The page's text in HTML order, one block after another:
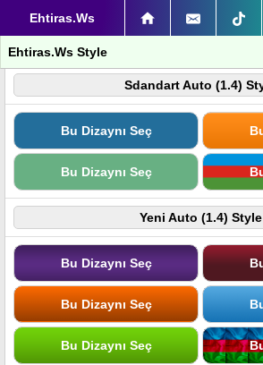
Ehtiras.Ws
Ehtiras.Ws Style
Sdandart Auto (1.4)
Bu Dizaynı Seç
Bu Dizaynı Seç
Yeni Auto (1.4) Style
Bu Dizaynı Seç
Bu Dizaynı Seç
Bu Dizaynı Seç